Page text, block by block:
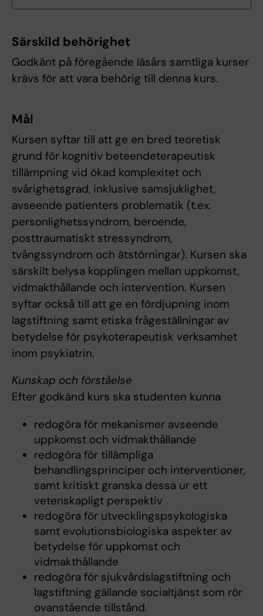
Särskild behörighet
Godkänt på föregående läsårs samtliga kurser
krävs för att vara behörig till denna kurs.
Mål
Kursen syftar till att ge en bred teoretisk
grund för kognitiv beteendeterapeutisk
tillämpning vid ökad komplexitet och
svårighetsgrad, inklusive samsjuklighet,
avseende patienters problematik (t.ex.
personlighetssyndrom, beroende,
posttraumatiskt stressyndrom,
tvångssyndrom och ätstörningar). Kursen ska
särskilt belysa kopplingen mellan uppkomst,
vidmakthållande och intervention. Kursen
syftar också till att ge en fördjupning inom
lagstiftning samt etiska frågeställningar av
betydelse för psykoterapeutisk verksamhet
inom psykiatrin.
Kunskap och förståelse
Efter godkänd kurs ska studenten kunna
redogöra för mekanismer avseende
uppkomst och vidmakthållande
redogöra för tillämpliga
behandlingsprinciper och interventioner,
samt kritiskt granska dessa ur ett
vetenskapligt perspektiv
redogöra för utvecklingspsykologiska
samt evolutionsbiologiska aspekter av
betydelse för uppkomst och
vidmakthållande
redogöra för sjukvårdslagstiftning och
lagstiftning gällande socialtjänst som rör
ovanstående tillstånd.